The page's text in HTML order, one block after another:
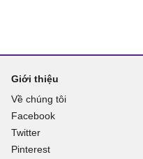
Giới thiệu
Về chúng tôi
Facebook
Twitter
Pinterest